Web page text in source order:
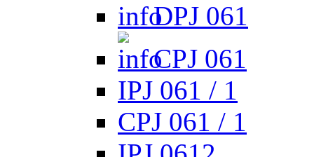
DPJ 061
CPJ 061
IPJ 061 / 1
CPJ 061 / 1